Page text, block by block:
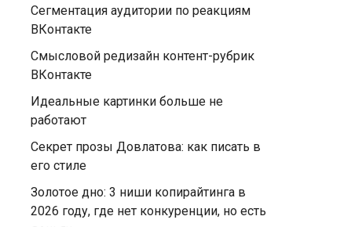
Сегментация аудитории по реакциям
ВКонтакте
Смысловой редизайн контент-рубрик
ВКонтакте
Идеальные картинки больше не
работают
Секрет прозы Довлатова: как писать в
его стиле
Золотое дно: 3 ниши копирайтинга в
2026 году, где нет конкуренции, но есть